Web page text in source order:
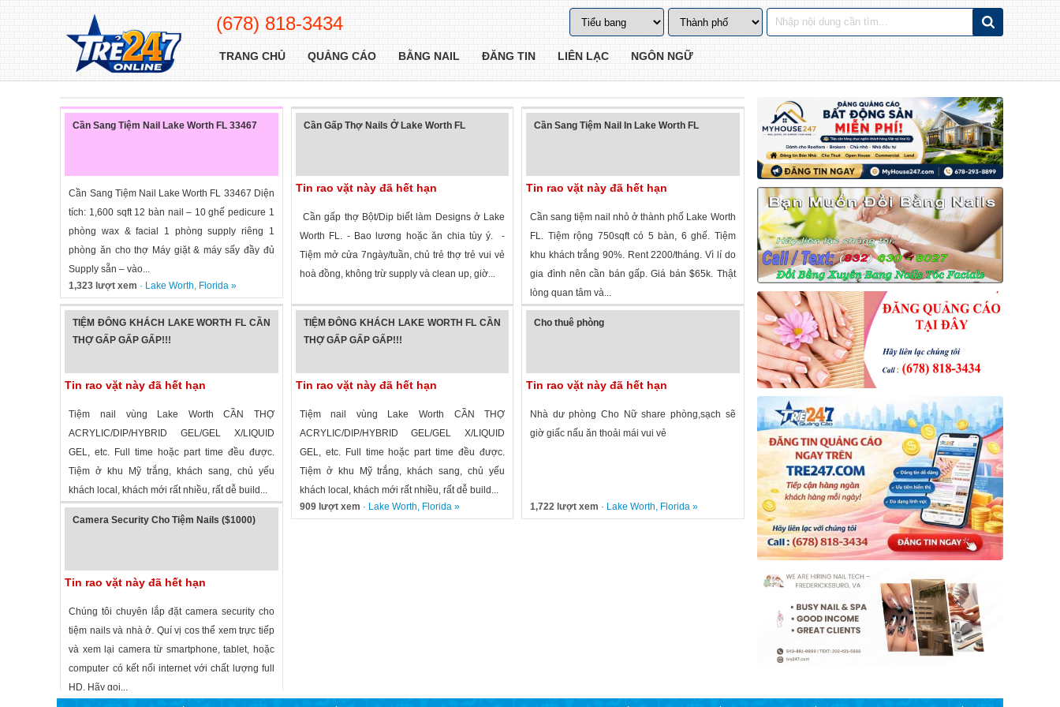
(678) 818-3434
TRANG CHỦ QUẢNG CÁO BẰNG NAIL ĐĂNG TIN LIÊN LẠC NGÔN NGỮ
Cần Sang Tiệm Nail Lake Worth FL 33467
Cần Sang Tiệm Nail Lake Worth FL 33467 Diện
tích: 1,600 sqft 12 bàn nail – 10 ghế pedicure 1
phòng wax & facial 1 phòng supply riêng 1
phòng ăn cho thợ Máy giặt & máy sấy đầy đủ
Supply sẵn – vào...
1,323 lượt xem · Lake Worth, Florida »
Cần Gấp Thợ Nails Ở Lake Worth FL
Tin rao vặt này đã hết hạn
Cần gấp thợ Bột/Dip biết làm Designs ở Lake
Worth FL. - Bao lương hoặc ăn chia tùy ý. -
Tiệm mở cửa 7ngày/tuần, chủ trẻ thợ trẻ vui vẻ
hoà đồng, không trừ supply và clean up, giờ...
2,052 lượt xem·Lake Worth,Florida»
Cần Sang Tiệm Nail In Lake Worth FL
Tin rao vặt này đã hết hạn
Cần sang tiệm nail nhỏ ở thành phố Lake Worth
FL. Tiệm rộng 750sqft có 5 bàn, 6 ghế. Tiệm
khu khách trắng 90%. Rent 2200/tháng. Vì lí do
gia đình nên cần bán gấp. Giá bán $65k. Thật
lòng quan tâm và...
1,660 lượt xem·Lake Worth,Florida»
TIỆM ĐÔNG KHÁCH LAKE WORTH FL CẦN
THỢ GẤP GẤP GẤP!!!
Tin rao vặt này đã hết hạn
Tiệm nail vùng Lake Worth CẦN THỢ
ACRYLIC/DIP/HYBRID GEL/GEL X/LIQUID
GEL, etc. Full time hoặc part time đều được.
Tiệm ở khu Mỹ trắng, khách sang, chủ yếu
khách local, khách mới rất nhiều, rất dễ build...
934 lượt xem·Lake Worth,Florida»
TIỆM ĐÔNG KHÁCH LAKE WORTH FL CẦN
THỢ GẤP GẤP GẤP!!!
Tin rao vặt này đã hết hạn
Tiệm nail vùng Lake Worth CẦN THỢ
ACRYLIC/DIP/HYBRID GEL/GEL X/LIQUID
GEL, etc. Full time hoặc part time đều được.
Tiệm ở khu Mỹ trắng, khách sang, chủ yếu
khách local, khách mới rất nhiều, rất dễ build...
909 lượt xem · Lake Worth, Florida»
Cho thuê phòng
Tin rao vặt này đã hết hạn
Nhà dư phòng Cho Nữ share phòng,sạch sẽ
giờ giấc nấu ăn thoải mái vui vẻ
1,722 lượt xem · Lake Worth, Florida »
Camera Security Cho Tiệm Nails ($1000)
Tin rao vặt này đã hết hạn
Chúng tôi chuyên lắp đặt camera security cho
tiệm nails và nhà ở. Quí vị cos thể xem trực tiếp
và xem lại camera từ smartphone, tablet, hoặc
computer có kết nối internet với chất lượng full
HD. Hãy gọi...
Lake Worth